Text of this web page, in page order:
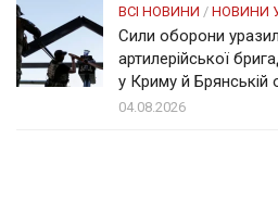
ВСІ НОВИНИ / НОВИНИ
Сили оборони
артилерійської
у Криму й Брянській
04.08.2026